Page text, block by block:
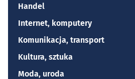
Handel
Internet, komputery
Komunikacja, transport
Kultura, sztuka
Moda, uroda